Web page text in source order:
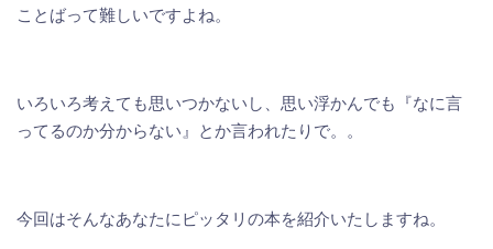
ことばって難しいですよね。
いろいろ考えても思いつかないし、思い浮かんでも『なに言
ってるのか分からない』とか言われたりで。。
今回はそんなあなたにピッタリの本を紹介いたしますね。